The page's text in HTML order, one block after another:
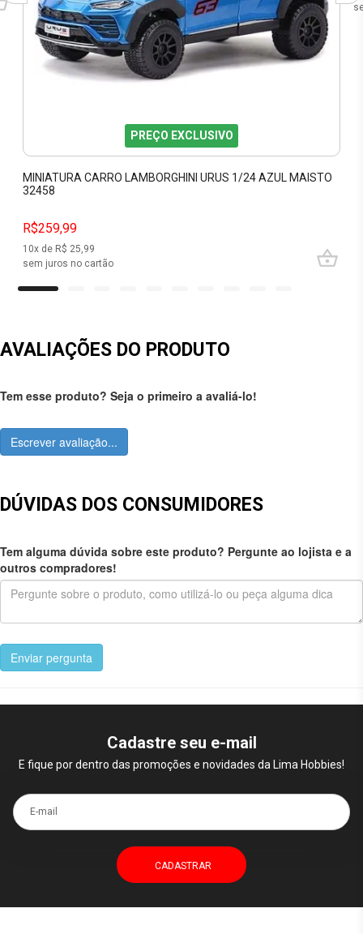
PREÇO EXCLUSIVO
MINIATURA CARRO LAMBORGHINI URUS 1/24 AZUL MAISTO
32458
R$259,99
10x de R$ 25,99
sem juros no cartão
AVALIAÇÕES DO PRODUTO
Tem esse produto? Seja o primeiro a avaliá-lo!
Escrever avaliação...
DÚVIDAS DOS CONSUMIDORES
Tem alguma dúvida sobre este produto? Pergunte ao lojista e a
outros compradores!
Enviar pergunta
Cadastre seu e-mail
E fique por dentro das promoções e novidades da Lima Hobbies!
E-mail